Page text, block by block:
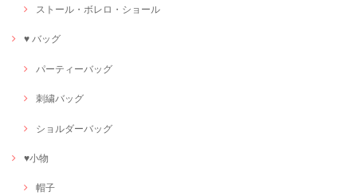
ストール・ボレロ・ショール
♥ バッグ
パーティーバッグ
刺繍バッグ
ショルダーバッグ
♥小物
帽子